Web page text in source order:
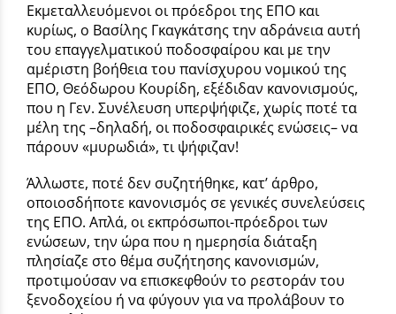
Εκμεταλλευόμενοι οι πρόεδροι της ΕΠΟ και
κυρίως, ο Βασίλης Γκαγκάτσης την αδράνεια αυτή
του επαγγελματικού ποδοσφαίρου και με την
αμέριστη βοήθεια του πανίσχυρου νομικού της
ΕΠΟ, Θεόδωρου Κουρίδη, εξέδιδαν κανονισμούς,
που η Γεν. Συνέλευση υπερψήφιζε, χωρίς ποτέ τα
μέλη της –δηλαδή, οι ποδοσφαιρικές ενώσεις– να
πάρουν «μυρωδιά», τι ψήφιζαν!
Άλλωστε, ποτέ δεν συζητήθηκε, κατ’ άρθρο,
οποιοσδήποτε κανονισμός σε γενικές συνελεύσεις
της ΕΠΟ. Απλά, οι εκπρόσωποι-πρόεδροι των
ενώσεων, την ώρα που η ημερησία διάταξη
πλησίαζε στο θέμα συζήτησης κανονισμών,
προτιμούσαν να επισκεφθούν το ρεστοράν του
ξενοδοχείου ή να φύγουν για να προλάβουν το